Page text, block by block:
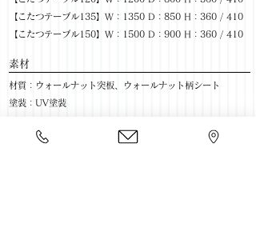
【こたつテーブル135】W：1350 D：850 H：360 / 410
【こたつテーブル150】W：1500 D：900 H：360 / 410
​素材
材質：ウォールナット突板、ウォールナット柄シート
塗装：UV塗装
色：NA / MBR